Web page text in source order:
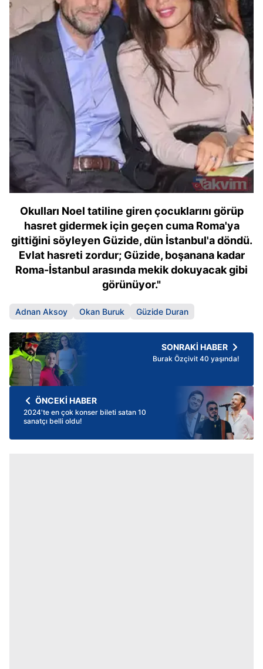
Okulları Noel tatiline giren çocuklarını görüp
hasret gidermek için geçen cuma Roma'ya
gittiğini söyleyen Güzide, dün İstanbul'a döndü.
Evlat hasreti zordur; Güzide, boşanana kadar
Roma-İstanbul arasında mekik dokuyacak gibi
görünüyor."
Adnan Aksoy Okan Buruk Güzide Duran
SONRAKİ HABER
Burak Özçivit 40 yaşında!
ÖNCEKİ HABER
2024'te en çok konser bileti satan 10
sanatçı belli oldu!